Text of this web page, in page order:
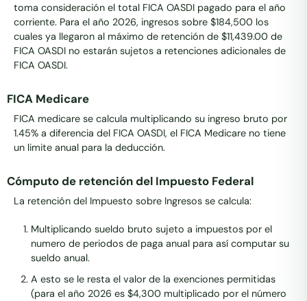
toma consideración el total FICA OASDI pagado para el año
corriente. Para el año 2026, ingresos sobre $184,500 los
cuales ya llegaron al máximo de retención de $11,439.00 de
FICA OASDI no estarán sujetos a retenciones adicionales de
FICA OASDI.
FICA Medicare
FICA medicare se calcula multiplicando su ingreso bruto por
1.45% a diferencia del FICA OASDI, el FICA Medicare no tiene
un limite anual para la deducción.
Cómputo de retención del Impuesto Federal
La retención del Impuesto sobre Ingresos se calcula:
Multiplicando sueldo bruto sujeto a impuestos por el
numero de periodos de paga anual para así computar su
sueldo anual.
A esto se le resta el valor de la exenciones permitidas
(para el año 2026 es $4,300 multiplicado por el número